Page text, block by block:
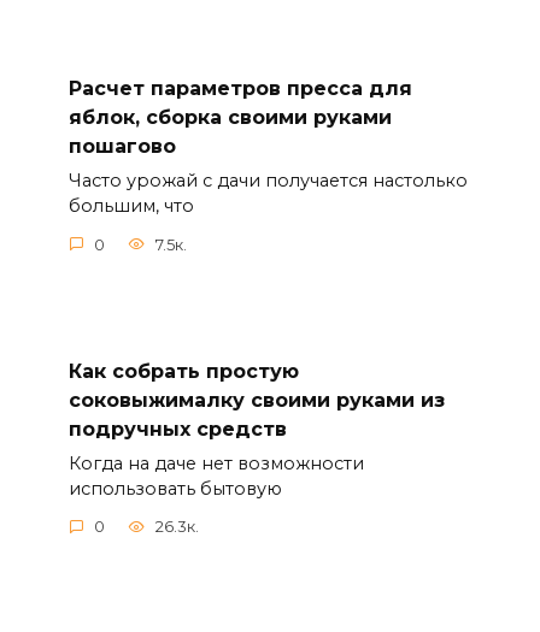
Расчет параметров пресса для
яблок, сборка своими руками
пошагово
Часто урожай с дачи получается настолько
большим, что
0 7.5к.
Как собрать простую
соковыжималку своими руками из
подручных средств
Когда на даче нет возможности
использовать бытовую
0 26.3к.